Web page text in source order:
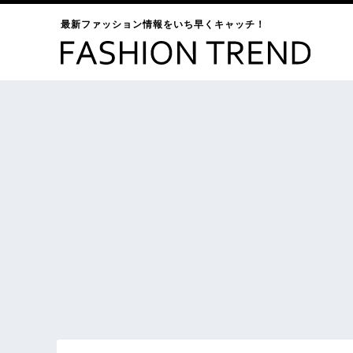
最新ファッション情報をいち早くキャッチ！